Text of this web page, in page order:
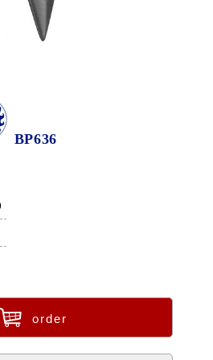
BP636
order